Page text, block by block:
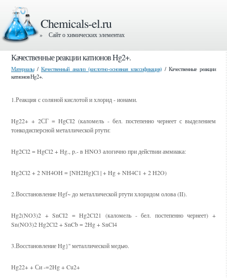
Chemicals-el.ru
» Сайт о химических элементах
Качественные реакции катионов Hg2+.
Материалы/ Качественный анализ (кислотно-основная классификация) / Качественные реакции
катионов Hg2+.
1.Реакция с соляной кислотой и хлорид - ионами.
Hg22+ + 2СГ = HgCI2 (каломель - бел. постепенно чернеет с выделением
тонкодисперсной металлической ртути:
Hg2Cl2 = HgCl2 + Hg., p.- в HNO3 алогично при действии аммиака:
Hg2Cl2 + 2 NH4OH = [NH2Hg]Cl | + Hg + NH4C1 + 2 H2O)
2.Восстановление Hgf~ до металлической ртути хлоридом олова (II).
Hg2(NO3)2 + SnCI2 = Hg2Cl21 (каломель - бел. постепенно чернеет) +
Sn(NO3)2 Hg2Cl2 + SnCb = 2Hg + SnCl4
3.Восстановление Hg}'' металлической медью.
Hg22+ + Си -=2Hg + Cu2+